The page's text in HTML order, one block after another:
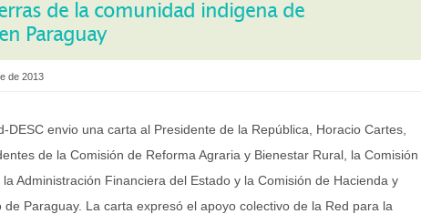
de la comunidad indigena de
Paraguay
de 2013
DESC envio una carta al Presidente de la República, Horacio Cartes,
de la Comisión de Reforma Agraria y Bienestar Rural, la Comisión
Administración Financiera del Estado y la Comisión de Hacienda y
de Paraguay. La carta expresó el apoyo colectivo de la Red para la